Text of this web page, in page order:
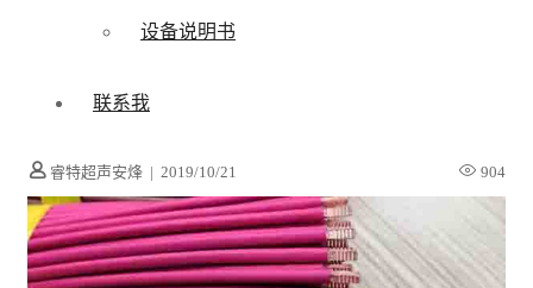
设备说明书
联系我
睿特超声安烽 | 2019/10/21 904